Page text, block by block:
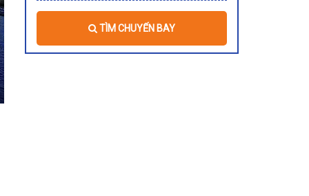
TÌM CHUYẾN BAY